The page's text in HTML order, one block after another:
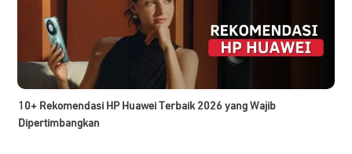
10+ Rekomendasi HP Huawei Terbaik 2026 yang Wajib
Dipertimbangkan